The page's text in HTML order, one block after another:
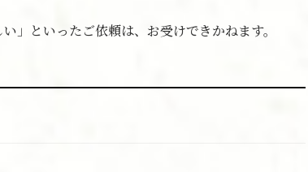
」といったご依頼は、お受けできかねます。